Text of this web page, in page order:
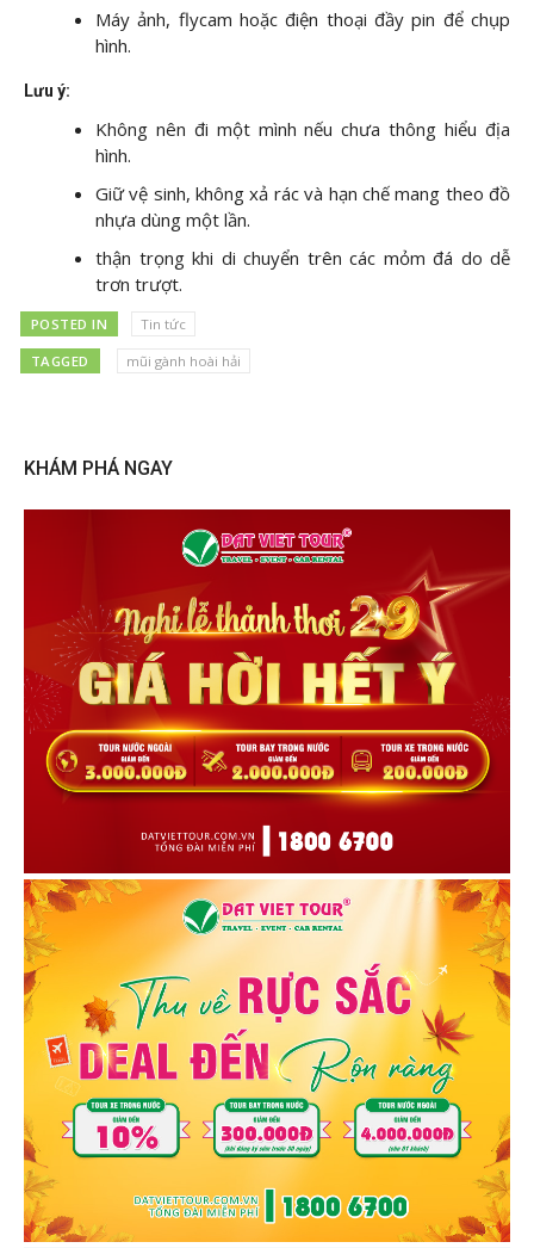
Máy ảnh, flycam hoặc điện thoại đầy pin để chụp
hình.
Lưu ý:
Không nên đi một mình nếu chưa thông hiểu địa
hình.
Giữ vệ sinh, không xả rác và hạn chế mang theo đồ
nhựa dùng một lần.
thận trọng khi di chuyển trên các mỏm đá do dễ
trơn trượt.
POSTED IN Tin tức
TAGGED mũi gành hoài hải
KHÁM PHÁ NGAY